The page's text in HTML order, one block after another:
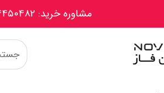
مشاوره خرید: ۰۹۱۲۴۴۵۰۴۸۲